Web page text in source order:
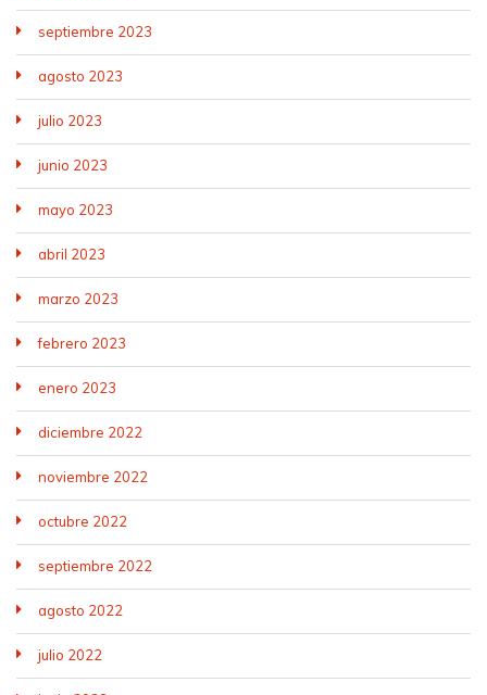
septiembre 2023
agosto 2023
julio 2023
junio 2023
mayo 2023
abril 2023
marzo 2023
febrero 2023
enero 2023
diciembre 2022
noviembre 2022
octubre 2022
septiembre 2022
agosto 2022
julio 2022